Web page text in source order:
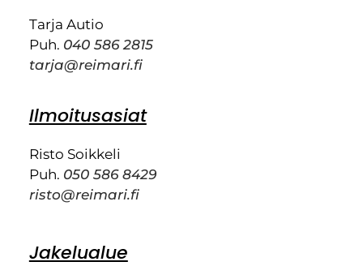
Tarja Autio
Puh. 040 586 2815
tarja@reimari.fi
Ilmoitusasiat
Risto Soikkeli
Puh. 050 586 8429
risto@reimari.fi
Jakelualue